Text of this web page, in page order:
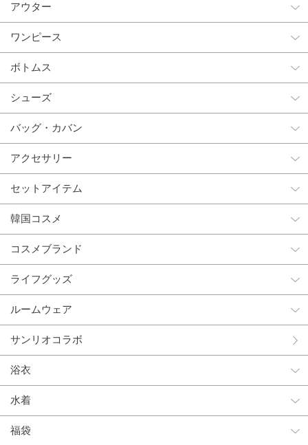
アウター
ワンピース
ボトムス
シューズ
バッグ・カバン
アクセサリー
セットアイテム
韓国コスメ
コスメブランド
ライフグッズ
ルームウェア
サンリオコラボ
浴衣
水着
福袋